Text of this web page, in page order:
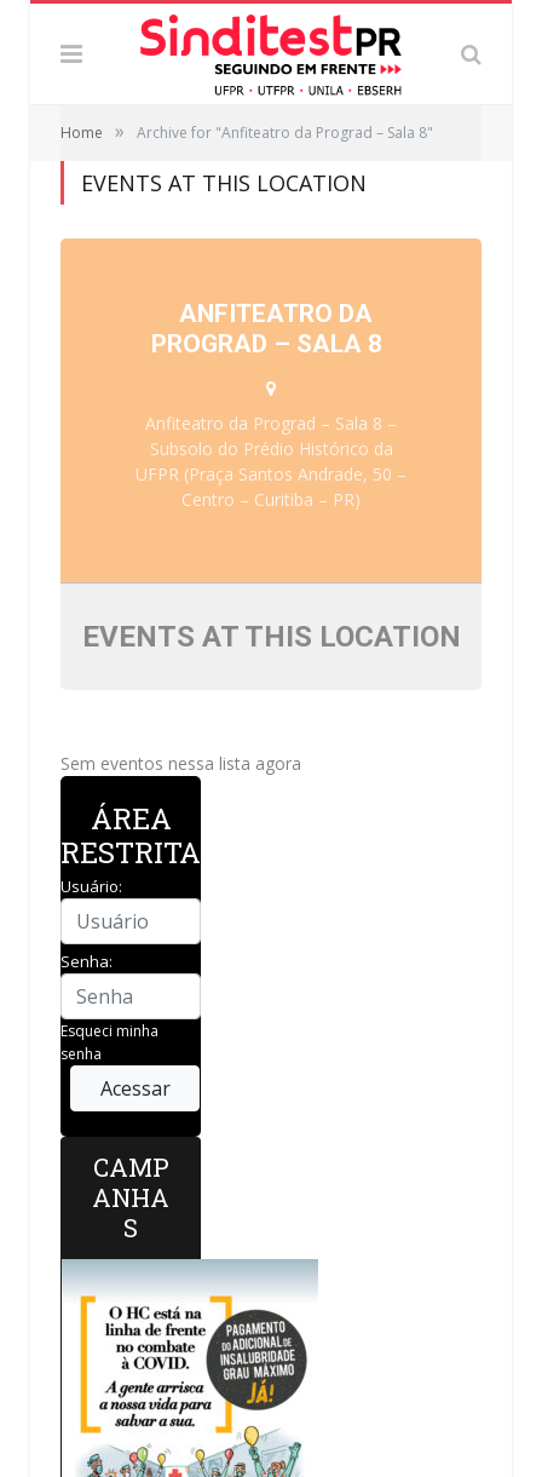
Home » Archive for "Anfiteatro da Prograd – Sala 8"
EVENTS AT THIS LOCATION
ANFITEATRO DA
PROGRAD – SALA 8
Anfiteatro da Prograd – Sala 8 –
Subsolo do Prédio Histórico da
UFPR (Praça Santos Andrade, 50 –
Centro – Curitiba – PR)
EVENTS AT THIS LOCATION
Sem eventos nessa lista agora
ÁREA
RESTRITA
Usuário:
Senha:
Esqueci minha
senha
CAMP
ANHA
S